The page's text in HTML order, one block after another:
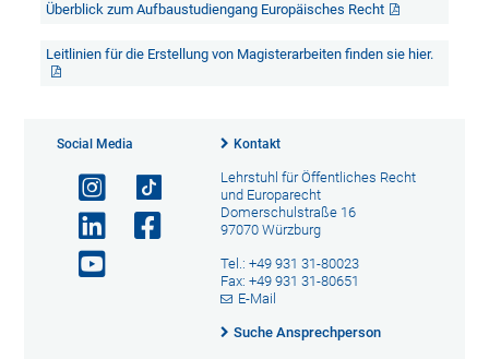
Überblick zum Aufbaustudiengang Europäisches Recht
Leitlinien für die Erstellung von Magisterarbeiten finden sie hier.
Social Media Kontakt
Lehrstuhl für Öffentliches Recht
und Europarecht
Domerschulstraße 16
97070 Würzburg
Tel.: +49 931 31-80023
Fax: +49 931 31-80651
E-Mail
Suche Ansprechperson